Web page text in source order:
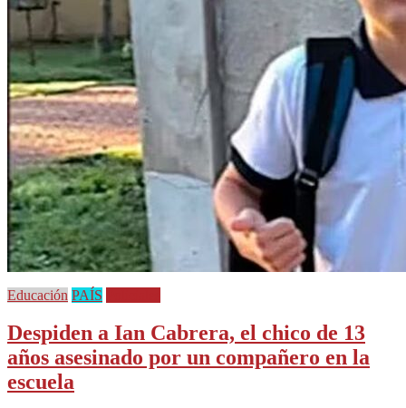
Educación PAÍS
Despiden a Ian Cabrera, el chico de 13
años asesinado por un compañero en la
escuela